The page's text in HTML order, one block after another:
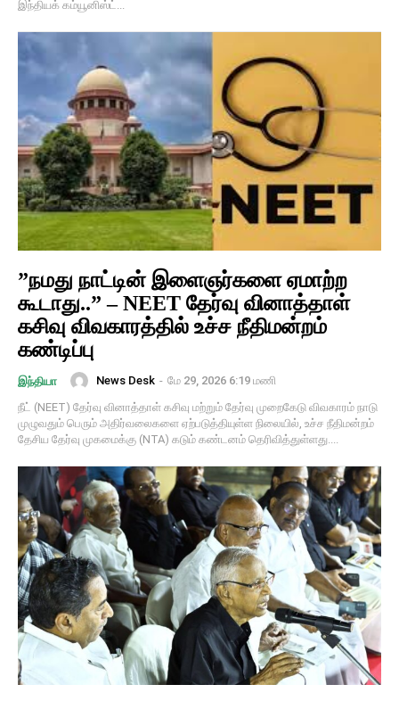
இந்தியக் கம்யூனிஸ்ட்...
”நமது நாட்டின் இளைஞர்களை ஏமாற்ற
கூடாது..” – NEET தேர்வு வினாத்தாள்
கசிவு விவகாரத்தில் உச்ச நீதிமன்றம்
கண்டிப்பு
இந்தியா News Desk - மே 29, 2026 6:19 மணி
நீட் (NEET) தேர்வு வினாத்தாள் கசிவு மற்றும் தேர்வு முறைகேடு விவகாரம் நாடு
முழுவதும் பெரும் அதிர்வலைகளை ஏற்படுத்தியுள்ள நிலையில், உச்ச நீதிமன்றம்
தேசிய தேர்வு முகமைக்கு (NTA) கடும் கண்டனம் தெரிவித்துள்ளது....